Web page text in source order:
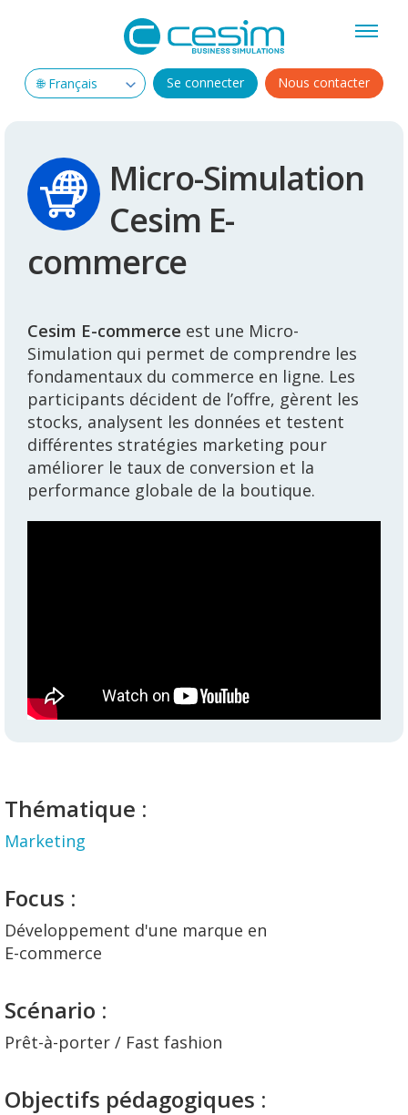
Se connecter Nous contacter
Micro-Simulation
Cesim E-
commerce
Cesim E-commerce est une Micro-
Simulation qui permet de comprendre les
fondamentaux du commerce en ligne. Les
participants décident de l’offre, gèrent les
stocks, analysent les données et testent
différentes stratégies marketing pour
améliorer le taux de conversion et la
performance globale de la boutique.
Thématique :
Marketing
Focus :
Développement d'une marque en
E-commerce
Scénario :
Prêt-à-porter / Fast fashion
Objectifs pédagogiques :